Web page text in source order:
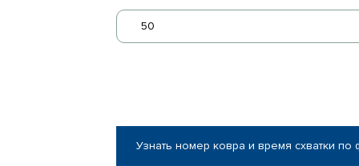
50
Узнать номер ковра и время схватки по